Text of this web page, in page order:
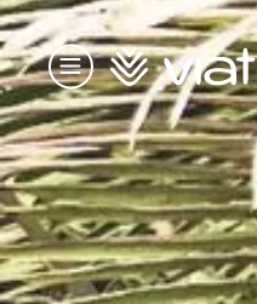
Menu
Accueil